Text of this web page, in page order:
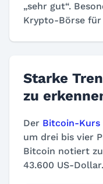
„sehr gut“.
Krypto-Börse
Starke
zu
Der Bitcoin-Kurs
um drei bis vier
Bitcoin notiert
43.600 US-Dollar.